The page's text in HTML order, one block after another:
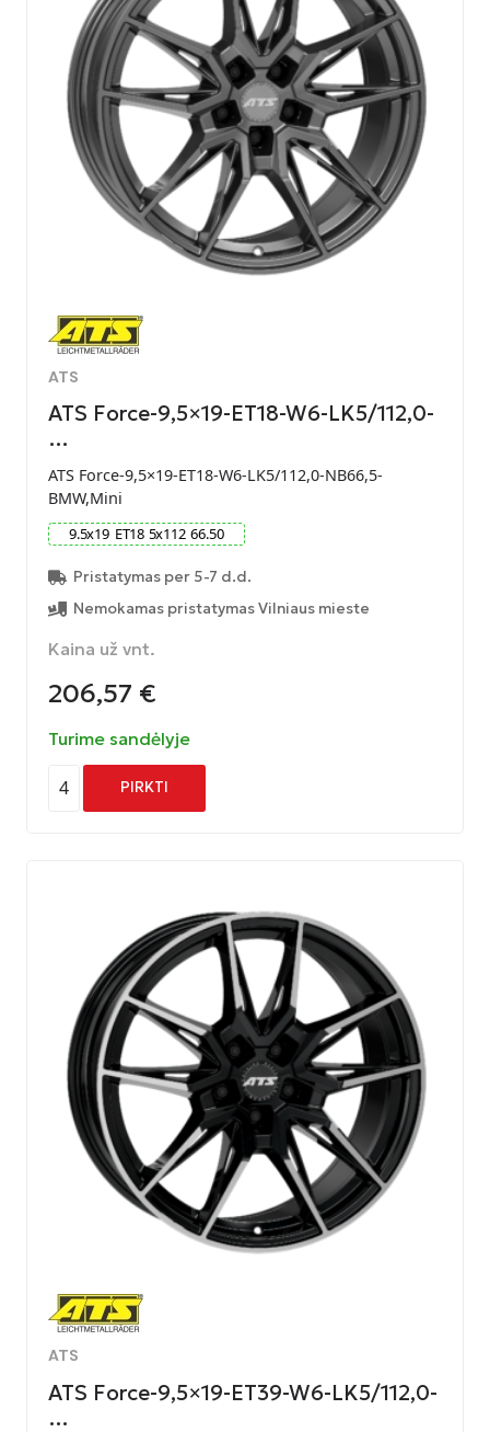
ATS
ATS Force-9,5×19-ET18-W6-LK5/112,0-
…
ATS Force-9,5×19-ET18-W6-LK5/112,0-NB66,5-
BMW,Mini
9.5x19 ET18 5x112 66.50
Pristatymas per 5-7 d.d.
Nemokamas pristatymas Vilniaus mieste
Kaina už vnt.
206,57 €
Turime sandėlyje
4 PIRKTI
ATS
ATS Force-9,5×19-ET39-W6-LK5/112,0-
…